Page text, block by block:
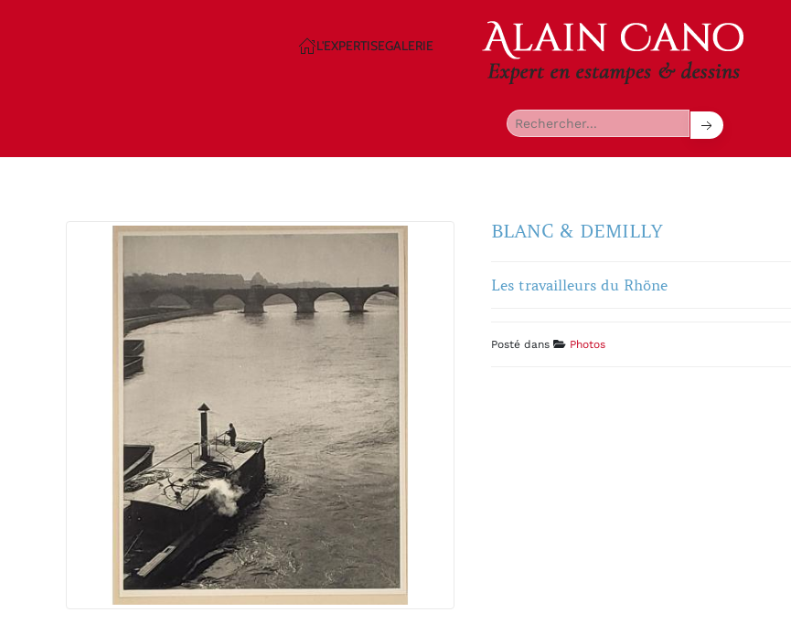
L'EXPERTISEGALERIE
BLANC & DEMILLY
Les travailleurs du Rhöne
Posté dans Photos